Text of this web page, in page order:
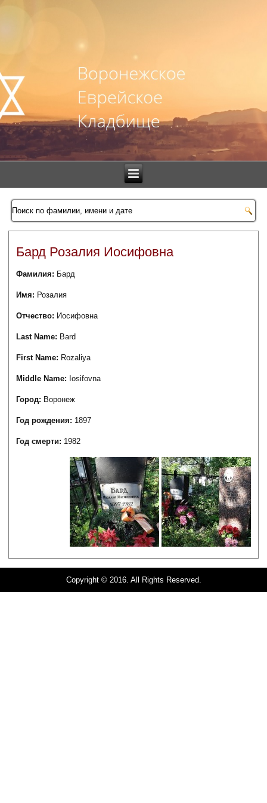
Бард Розалия Иосифовна
Фамилия: Бард
Имя: Розалия
Отчество: Иосифовна
Last Name: Bard
First Name: Rozaliya
Middle Name: Iosifovna
Город: Воронеж
Год рождения: 1897
Год смерти: 1982
Copyright © 2016. All Rights Reserved.